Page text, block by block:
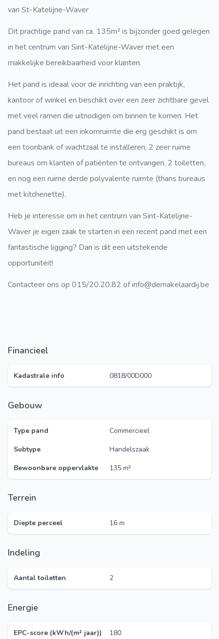
van St-Katelijne-Waver
Dit prachtige pand van ca. 135m² is bijzonder goed gelegen
in het centrum van Sint-Katelijne-Waver met een
makkelijke bereikbaarheid voor klanten.
Het pand is ideaal voor de inrichting van een praktijk,
kantoor of winkel en beschikt over een zeer zichtbare gevel
met veel ramen die uitnodigen om binnen te komen. Het
pand bestaat uit een inkomruimte die erg geschikt is om
een toonbank of wachtzaal te installeren, 2 zeer ruime
bureaus om klanten of patiënten te ontvangen, 2 toiletten,
en nog een ruime derde polyvalente ruimte (thans bureaus
met kitchenette).
Heb je interesse om in het centrum van Sint-Katelijne-
Waver je eigen zaak te starten in een recent pand met een
fantastische ligging? Dan is dit een uitstekende
opportuniteit!
Contacteer ons op 015/20.20.82 of info@demakelaardij.be
Financieel
Kadastrale info 0818/00D000
Gebouw
Type pand
Commercieel
Subtype
Handelszaak
Bewoonbare oppervlakte
135 m²
Terrein
Diepte perceel 16 m
Indeling
Aantal toiletten 2
Energie
EPC-score (kWh/(m² jaar)) 180